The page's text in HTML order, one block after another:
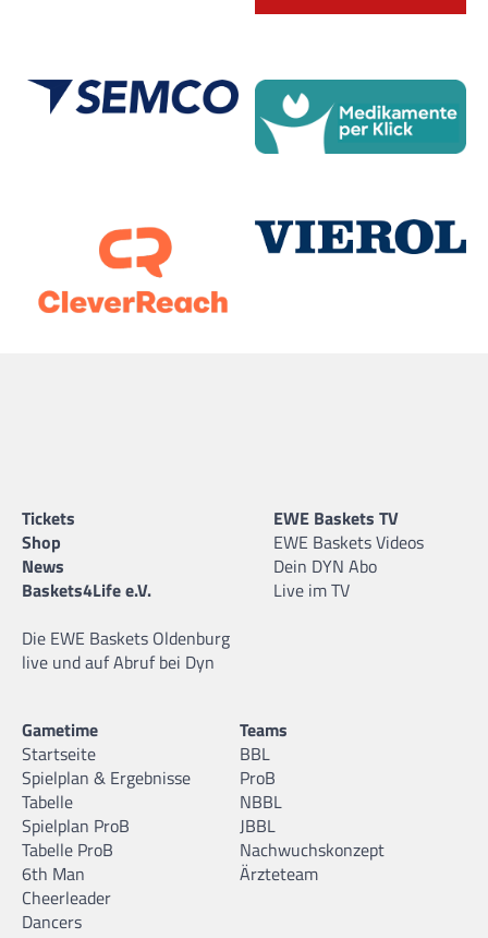
Tickets
Shop
News
Baskets4Life e.V.
Die EWE Baskets Oldenburg
live und auf Abruf bei Dyn
EWE Baskets TV
EWE Baskets Videos
Dein DYN Abo
Live im TV
Gametime
Startseite
Spielplan & Ergebnisse
Tabelle
Spielplan ProB
Tabelle ProB
6th Man
Cheerleader
Dancers
Teams
BBL
ProB
NBBL
JBBL
Nachwuchskonzept
Ärzteteam